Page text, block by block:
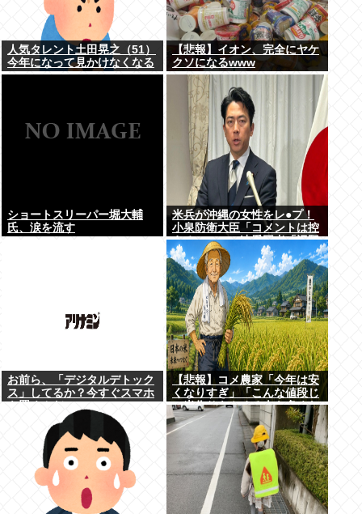
人気タレント土田晃之（51）
今年になって見かけなくなる
【悲報】イオン、完全にヤケ
クソになるwww
ショートスリーパー堀大輔
氏、涙を流す
米兵が沖縄の女性をレ●プ！
小泉防衛大臣「コメントは控
える」ニュー速愛国者「辺野
古！」
お前ら、「デジタルデトック
ス」してるか？今すぐスマホ
【悲報】コメ農家「今年は安
くなりすぎ」「こんな値段じ
ゃ米作りをやめる人も多くな
るんじゃないかな?」